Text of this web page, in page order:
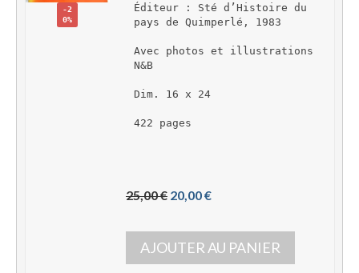
-2
0%
Éditeur : Sté d’Histoire du
pays de Quimperlé, 1983
Avec photos et illustrations
N&B
Dim. 16 x 24
422 pages
25,00 € L
p
r
i
20,00 €L
p
r
i
AJOUTER AU PANIER